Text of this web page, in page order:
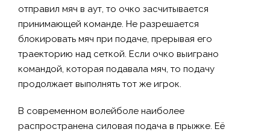
отправил мяч в аут, то очко засчитывается
принимающей команде. Не разрешается
блокировать мяч при подаче, прерывая его
траекторию над сеткой. Если очко выиграно
командой, которая подавала мяч, то подачу
продолжает выполнять тот же игрок.
В современном волейболе наиболее
распространена силовая подача в прыжке. Её